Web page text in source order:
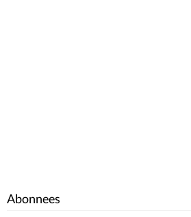
Abonnees